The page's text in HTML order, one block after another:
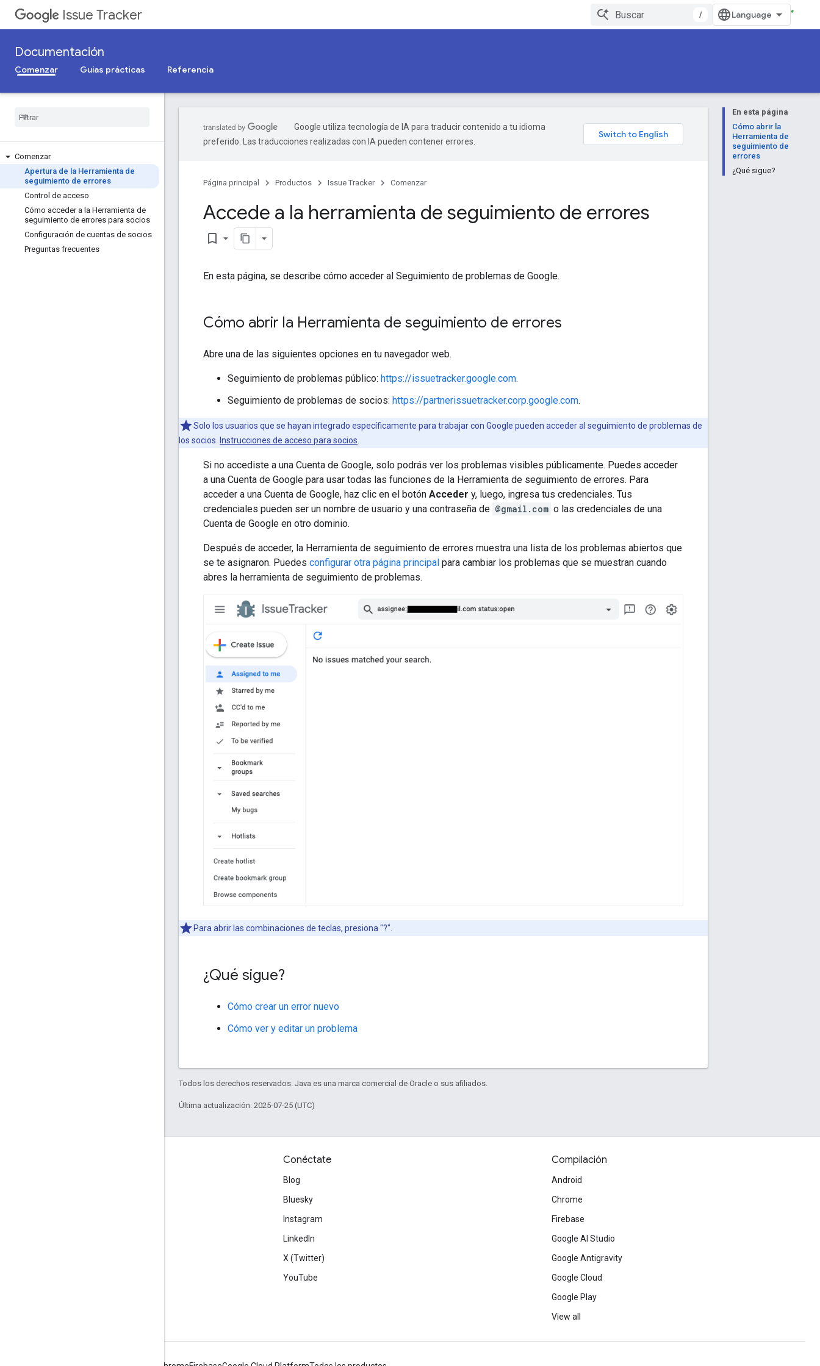
Issue Tracker /
Documentación
Comenzar Guías prácticas Referencia
Comenzar
Apertura de la Herramienta de
seguimiento de errores
Control de acceso
Cómo acceder a la Herramienta de
seguimiento de errores para socios
Configuración de cuentas de socios
Preguntas frecuentes
En esta página
Cómo abrir la
Herramienta de
seguimiento de
errores
¿Qué sigue?
Google utiliza tecnología de IA para traducir contenido a tu idioma
preferido. Las traducciones realizadas con IA pueden contener errores.
Página principal Productos Issue Tracker Comenzar
Accede a la herramienta de seguimiento de errores
bookmark_border
En esta página, se describe cómo acceder al Seguimiento de problemas de Google.
Cómo abrir la Herramienta de seguimiento de errores
Abre una de las siguientes opciones en tu navegador web.
Seguimiento de problemas público: https://issuetracker.google.com.
Seguimiento de problemas de socios: https://partnerissuetracker.corp.google.com.
Solo los usuarios que se hayan integrado específicamente para trabajar con Google pueden acceder al seguimiento de problemas de
los socios.
Instrucciones de acceso para socios
Si no accediste a una Cuenta de Google, solo podrás ver los problemas visibles públicamente. Puedes acceder
a una Cuenta de Google para usar todas las funciones de la Herramienta de seguimiento de errores. Para
acceder a una Cuenta de Google, haz clic en el botón Acceder y, luego, ingresa tus credenciales. Tus
credenciales pueden ser un nombre de usuario y una contraseña de @gmail.com o las credenciales de una
Cuenta de Google en otro dominio.
Después de acceder, la Herramienta de seguimiento de errores muestra una lista de los problemas abiertos que
se te asignaron. Puedes configurar otra página principal para cambiar los problemas que se muestran cuando
abres la herramienta de seguimiento de problemas.
Para abrir las combinaciones de teclas, presiona "?".
¿Qué sigue?
Cómo crear un error nuevo
Cómo ver y editar un problema
Todos los derechos reservados. Java es una marca comercial de Oracle o sus afiliados.
Última actualización: 2025-07-25 (UTC)
Conéctate
Blog
Bluesky
Instagram
LinkedIn
X (Twitter)
YouTube
Compilación
Android
Chrome
Firebase
Google AI Studio
Google Antigravity
Google Cloud
Google Play
View all